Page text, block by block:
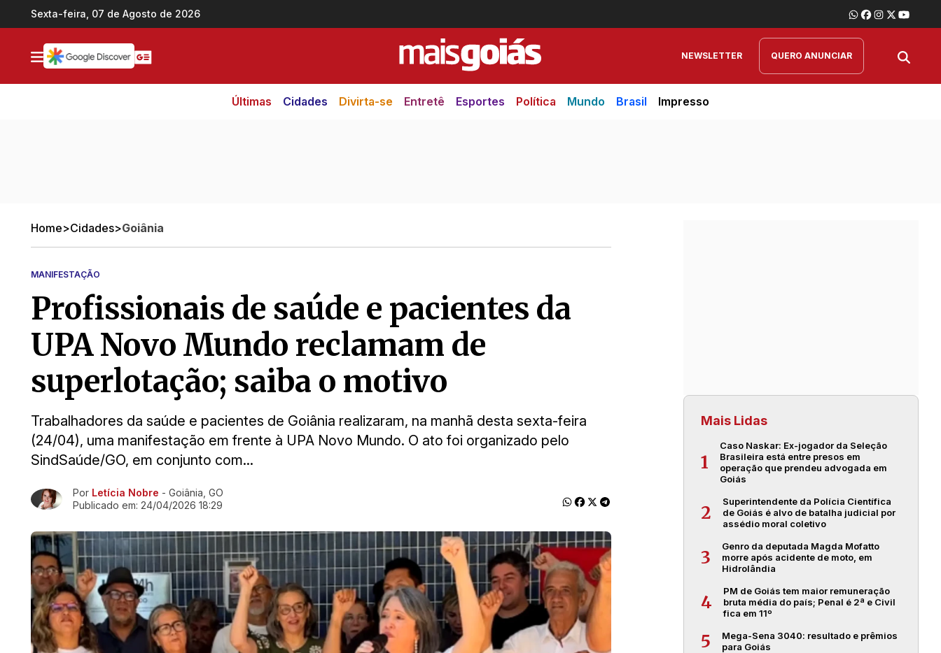
Ir direto pro conteúdo
Sexta-feira, 07 de Agosto de 2026
NEWSLETTER QUERO ANUNCIAR
Últimas Cidades Divirta-se Entretê Esportes Política Mundo Brasil Impresso
Home>Cidades>Goiânia
MANIFESTAÇÃO
Profissionais de saúde e pacientes da
UPA Novo Mundo reclamam de
superlotação; saiba o motivo
Trabalhadores da saúde e pacientes de Goiânia realizaram, na manhã desta sexta-feira
(24/04), uma manifestação em frente à UPA Novo Mundo. O ato foi organizado pelo
SindSaúde/GO, em conjunto com...
Ir direto pra matéria
Por Letícia Nobre - Goiânia, GO
Publicado em: 24/04/2026 18:29
Mais Lidas
1
Caso Naskar: Ex-jogador da Seleção
Brasileira está entre presos em
operação que prendeu advogada em
Goiás
2
Superintendente da Polícia Científica
de Goiás é alvo de batalha judicial por
assédio moral coletivo
3
Genro da deputada Magda Mofatto
morre após acidente de moto, em
Hidrolândia
4
PM de Goiás tem maior remuneração
bruta média do país; Penal é 2ª e Civil
fica em 11º
5
Mega-Sena 3040: resultado e prêmios
para Goiás